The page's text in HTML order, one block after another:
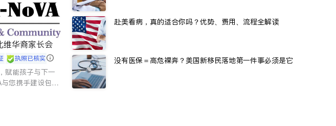
维华裔家长会
执照已核实
赋能孩子与下一
您携手建设包
赴美看病，真的适合你吗？优势、费用、流程全解读
没有医保＝高危裸奔？美国新移民落地第一件事必须是它